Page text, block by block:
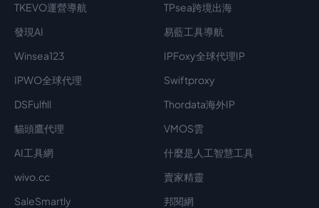
TKEVO運營導航
TPsea跨境出海
發現AI
易藍工具導航
Winsea123
IPFoxy全球代理IP
IPWO全球代理
Swiftproxy
DSFulfill
Thordata海外IP
貓頭鷹代理
VMOS雲
AI工具網
什麼是人工智慧工具
wivo.cc
賣家精靈
SaleSmartly
邦閱網